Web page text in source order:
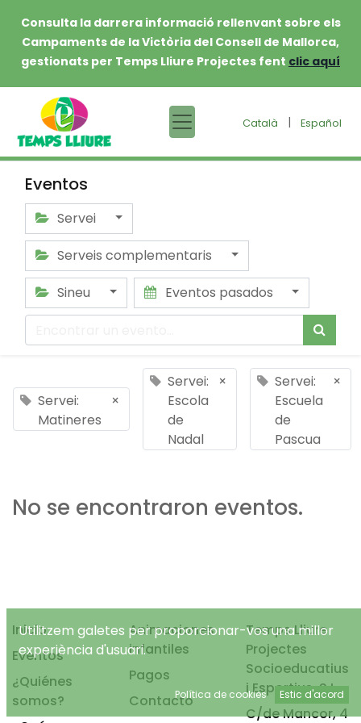
Consulta la darrera informació rellenvant sobre els
Campaments de la Victòria del Consell de Mallorca,
gestionats per Temps Lliure Projectes fent clic aquí
Català | Español
Eventos
Servei
Serveis complementaris
Sineu
Eventos pasados
Servei:
Matineres
×
Servei:
Escola
de
Nadal
×
Servei:
Escuela
de
Pascua
×
No se encontraron eventos.
Inicio
Eventos
¿Quiénes
somos?
Animaciones
infantiles
Pagos
Contacto
Temps Lliure
Projectes
Socioeducatius
i Esportius, S.L.
C/de Mancor, 4
Utilitzem galetes per proporcionar-vos una millor
experiència d'usuari.
Política de cookies Estic d'acord